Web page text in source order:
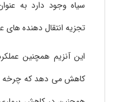
سیاه وجود دارد به
تجزیه انتقال دهنده
این آنزیم همچنین
کاهش می دهد که چرخه